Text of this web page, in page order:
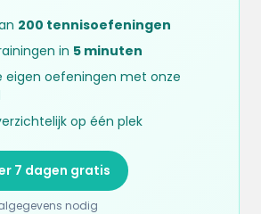
200 tennisoefeningen
in 5 minuten
eigen oefeningen met onze
op één plek
7 dagen gratis
nodig